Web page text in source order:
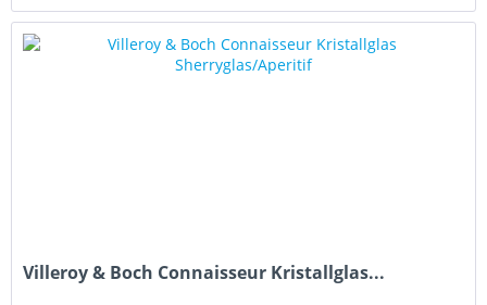
Villeroy & Boch Connaisseur Kristallglas...